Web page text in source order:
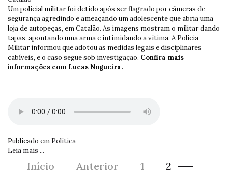
Um policial militar foi detido após ser flagrado por câmeras de
segurança agredindo e ameaçando um adolescente que abria uma
loja de autopeças, em Catalão. As imagens mostram o militar dando
tapas, apontando uma arma e intimidando a vítima. A Polícia
Militar informou que adotou as medidas legais e disciplinares
cabíveis, e o caso segue sob investigação. Confira mais
informações com Lucas Nogueira.
Publicado em Política
Leia mais ...
Início Anterior 1 2